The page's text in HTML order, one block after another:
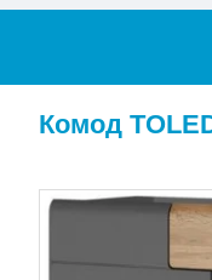
Комод